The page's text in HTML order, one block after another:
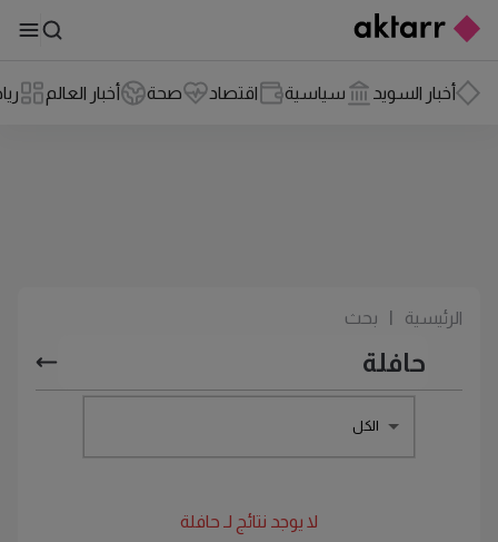
أخبار السويد سياسية اقتصاد صحة أخبار العالم
الرئيسية بحث
الكل
لا يوجد نتائج لـ حافلة